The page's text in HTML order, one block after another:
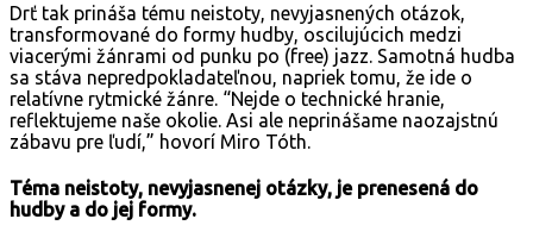
Drť tak prináša tému neistoty, nevyjasnených otázok,
transformované do formy hudby, oscilujúcich medzi
viacerými žánrami od punku po (free) jazz. Samotná hudba
sa stáva nepredpokladateľnou, napriek tomu, že ide o
relatívne rytmické žánre. “Nejde o technické hranie,
reflektujeme naše okolie. Asi ale neprinášame naozajstnú
zábavu pre ľudí,” hovorí Miro Tóth.
Téma neistoty, nevyjasnenej otázky, je prenesená do
hudby a do jej formy.